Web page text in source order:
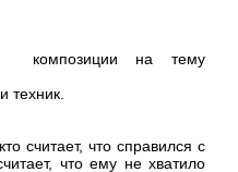
композиции на тему
техник.
считает, что справился с
что ему не хватило